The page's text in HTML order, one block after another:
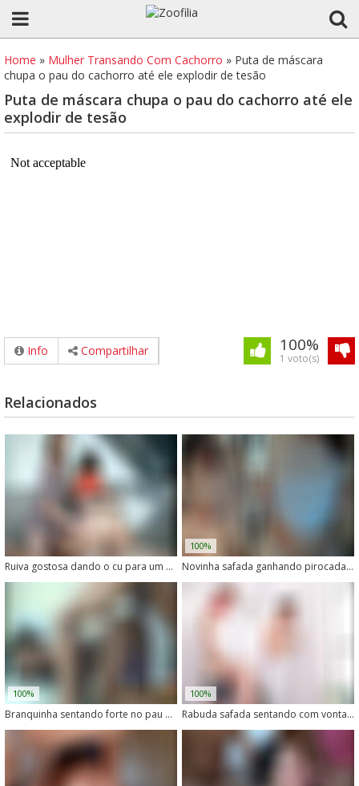
Home » Mulher Transando Com Cachorro » Puta de máscara
chupa o pau do cachorro até ele explodir de tesão
Puta de máscara chupa o pau do cachorro até ele
explodir de tesão
Info Compartilhar 100%
1 voto(s)
Relacionados
Ruiva gostosa dando o cu para um cachorro
100%
Novinha safada ganhando pirocada em zoofilia quente
100%
Branquinha sentando forte no pau do cachorro
100%
Rabuda safada sentando com vontade em um cachorro grande